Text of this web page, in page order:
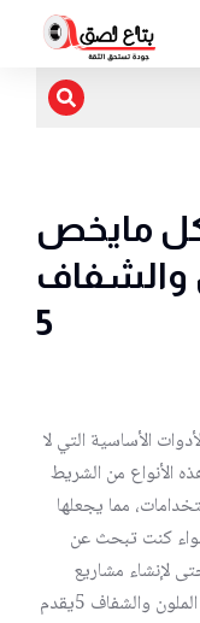
مايخص
والشفاف
5
الأساسية التي لا
من الشريط
مما يجعلها
سواء كنت تبحث عن
لإنشاء مشاريع
فنية، فإن هيا لتعرف كل مايخص الاسكوتش الملون والشفاف 5يقدم